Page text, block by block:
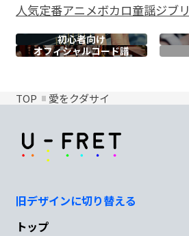
人気定番アニメボカロ童謡ジブリ
初心者向け
オフィシャルコード譜
TOP 愛をクダサイ
旧デザインに切り替える
トップ